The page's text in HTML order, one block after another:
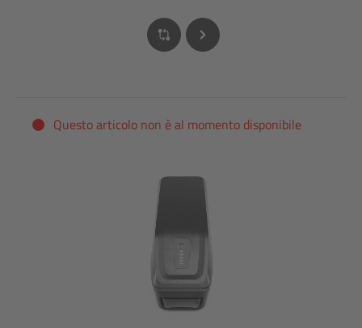
Questo articolo non è al momento disponibile